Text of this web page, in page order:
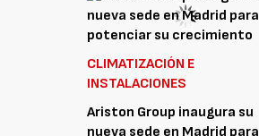
CLIMATIZACIÓN E
INSTALACIONES
Ariston Group inaugura su
nueva sede en Madrid para